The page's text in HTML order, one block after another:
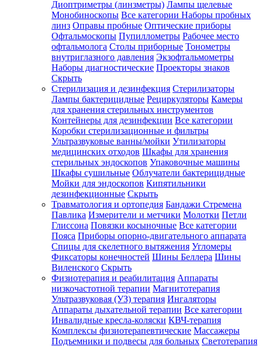
Диоптриметры (линзметры) Лампы щелевые
Монобиноскопы Все категории Наборы пробных
линз Оправы пробные Оптические приборы
Офтальмоскопы Пупиллометры Рабочее место
офтальмолога Столы приборные Тонометры
внутриглазного давления Экзофтальмометры
Наборы диагностические Проекторы знаков
Скрыть
Стерилизация и дезинфекция Стерилизаторы
Лампы бактерицидные Рециркуляторы Камеры
для хранения стерильных инструментов
Контейнеры для дезинфекции Все категории
Коробки стерилизационные и фильтры
Ультразвуковые ванны/мойки Утилизаторы
медицинских отходов Шкафы для хранения
стерильных эндоскопов Упаковочные машины
Шкафы сушильные Облучатели бактерицидные
Мойки для эндоскопов Кипятильники
дезинфекционные Скрыть
Травматология и ортопедия Бандажи Стремена
Павлика Измерители и метчики Молотки Петли
Глиссона Повязки косыночные Все категории
Пояса Приборы опорно-двигательного аппарата
Спицы для скелетного вытяжения Угломеры
Фиксаторы конечностей Шины Беллера Шины
Виленского Скрыть
Физиотерапия и реабилитация Аппараты
низкочастотной терапии Магнитотерапия
Ультразвуковая (УЗ) терапия Ингаляторы
Аппараты дыхательной терапии Все категории
Инвалидные кресла-коляски КВЧ-терапия
Комплексы физиотерапевтические Массажеры
Подъемники и подвесы для больных Светотерапия